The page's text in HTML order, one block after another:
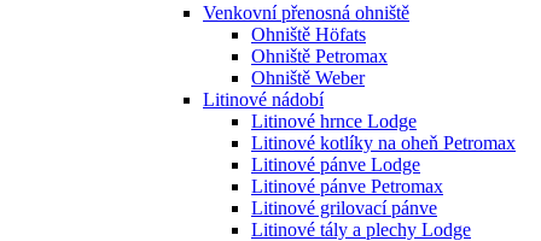
Venkovní přenosná ohniště
Ohniště Höfats
Ohniště Petromax
Ohniště Weber
Litinové nádobí
Litinové hrnce Lodge
Litinové kotlíky na oheň Petromax
Litinové pánve Lodge
Litinové pánve Petromax
Litinové grilovací pánve
Litinové tály a plechy Lodge